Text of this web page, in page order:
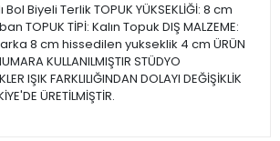
Biyeli Terlik TOPUK YÜKSEKLİĞİ: 8 cm
TOPUK TİPİ: Kalın Topuk DIŞ MALZEME:
8 cm hissedilen yukseklik 4 cm ÜRÜN
KULLANILMIŞTIR STÜDYO
IŞIK FARKLILIĞINDAN DOLAYI DEĞİŞİKLİK
ÜRETİLMİŞTİR.